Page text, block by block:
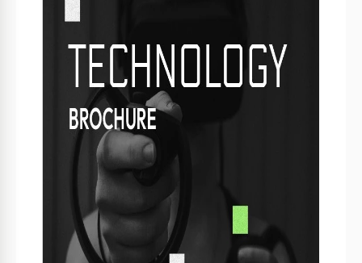
Caractéristiques principales de ce modèle
Moderne Brochure & Dépliants Modèles
À propos de ce modèle
Présentation de la brochure sur la technologie moderne est
un modèle élégant et novateur qui met en valeur vos
produits ou services technologiques avec un style inégalé.
Ce design frappant présente des visuels audacieux et une
mise en page propre, transmettant sans effort l'essence de
l'innovation et de la sophistication.
Qui en bénéficie le plus?